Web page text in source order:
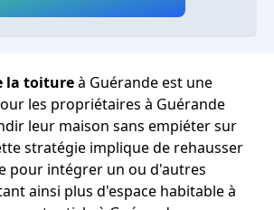
la toitureà Guérande est une
les propriétaires à Guérande
leur maison sans empiéter sur
stratégie implique de rehausser
pour intégrer un ou d'autres
ainsi plus d'espace habitable à